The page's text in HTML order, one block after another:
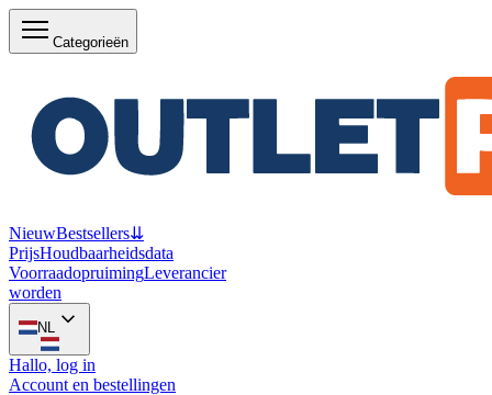
Categorieën
NieuwBestsellers⇊
PrijsHoudbaarheidsdata
VoorraadopruimingLeverancier
worden
NL
Hallo, log in
Account en bestellingen